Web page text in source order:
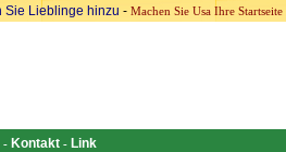
Sie Lieblinge hinzu - Machen Sie Usa Ihre Startseite
- Kontakt- Link